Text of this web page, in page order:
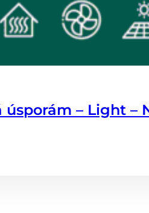
úsporám – Light –